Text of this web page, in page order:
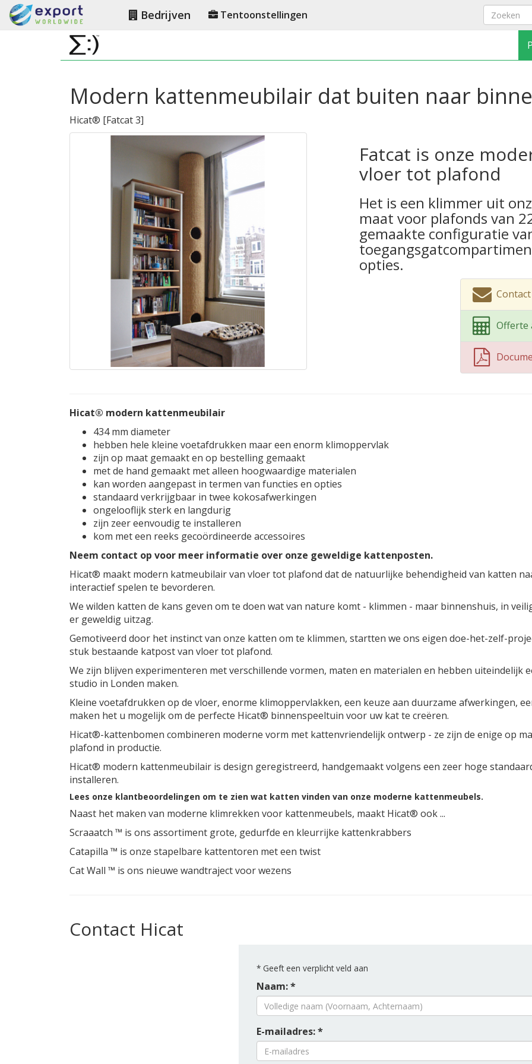
Bedrijven Tentoonstellingen
Modern kattenmeubilair dat buiten naar
Hicat® [Fatcat 3]
Fatcat is onze
vloer tot plafond
Het is een klimmer uit
maat voor plafonds van
gemaakte configuratie
opties.
Offerte
Hicat® modern kattenmeubilair
434 mm diameter
hebben hele kleine voetafdrukken maar een enorm klimoppervlak
zijn op maat gemaakt en op bestelling gemaakt
met de hand gemaakt met alleen hoogwaardige materialen
kan worden aangepast in termen van functies en opties
standaard verkrijgbaar in twee kokosafwerkingen
ongelooflijk sterk en langdurig
zijn zeer eenvoudig te installeren
kom met een reeks gecoördineerde accessoires
Neem contact op voor meer informatie over onze geweldige kattenposten.
Hicat® maakt modern katmeubilair van vloer tot plafond dat de natuurlijke behendigheid van katten
interactief spelen te bevorderen.
We wilden katten de kans geven om te doen wat van nature komt - klimmen - maar binnenshuis, in
er geweldig uitzag.
Gemotiveerd door het instinct van onze katten om te klimmen, startten we ons eigen doe-het-zelf-
stuk bestaande katpost van vloer tot plafond.
We zijn blijven experimenteren met verschillende vormen, maten en materialen en hebben uiteindelijk
studio in Londen maken.
Kleine voetafdrukken op de vloer, enorme klimoppervlakken, een keuze aan duurzame afwerkingen,
maken het u mogelijk om de perfecte Hicat® binnenspeeltuin voor uw kat te creëren.
Hicat®-kattenbomen combineren moderne vorm met kattenvriendelijk ontwerp - ze zijn de enige op
plafond in productie.
Hicat® modern kattenmeubilair is design geregistreerd, handgemaakt volgens een zeer hoge
installeren.
Lees onze klantbeoordelingen om te zien wat katten vinden van onze moderne kattenmeubels.
Naast het maken van moderne klimrekken voor kattenmeubels, maakt Hicat® ook ...
Scraaatch ™ is ons assortiment grote, gedurfde en kleurrijke kattenkrabbers
Catapilla ™ is onze stapelbare kattentoren met een twist
Cat Wall ™ is ons nieuwe wandtraject voor wezens
Contact Hicat
* Geeft een verplicht veld aan
Naam: *
E-mailadres: *